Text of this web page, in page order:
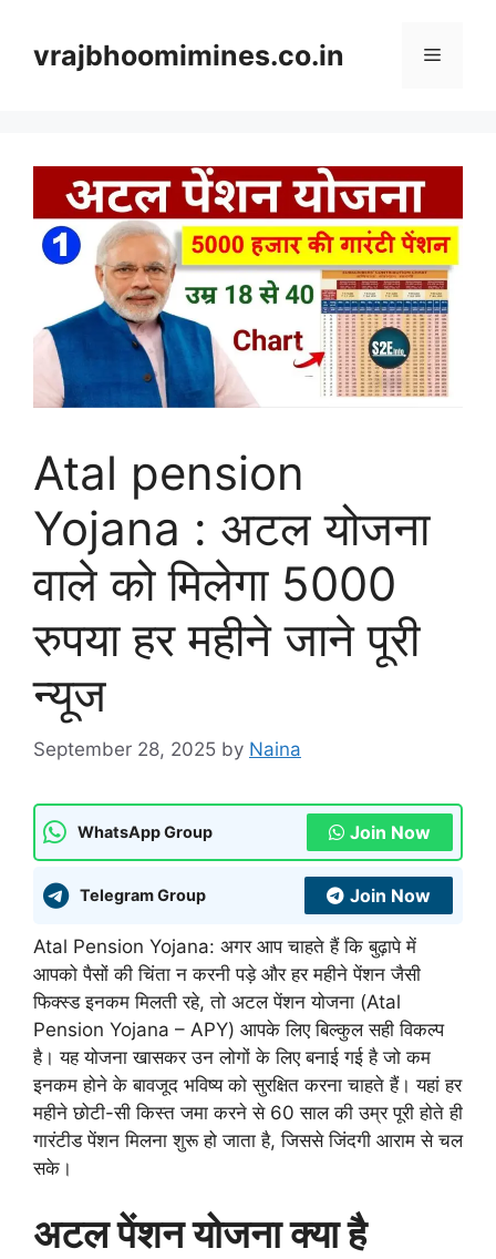
contentvrajbhoomimines.co.in Menu
Atal pension
Yojana : अटल योजना
वाले को मिलेगा 5000
रुपया हर महीने जाने पूरी
न्यूज
September 28, 2025 by Naina
WhatsApp Group Join Now
Telegram Group Join Now
Atal Pension Yojana: अगर आप चाहते हैं कि बुढ़ापे में
आपको पैसों की चिंता न करनी पड़े और हर महीने पेंशन जैसी
फिक्स्ड इनकम मिलती रहे, तो अटल पेंशन योजना (Atal
Pension Yojana – APY) आपके लिए बिल्कुल सही विकल्प
है। यह योजना खासकर उन लोगों के लिए बनाई गई है जो कम
इनकम होने के बावजूद भविष्य को सुरक्षित करना चाहते हैं। यहां हर
महीने छोटी-सी किस्त जमा करने से 60 साल की उम्र पूरी होते ही
गारंटीड पेंशन मिलना शुरू हो जाता है, जिससे जिंदगी आराम से चल
सके।
अटल पेंशन योजना क्या है